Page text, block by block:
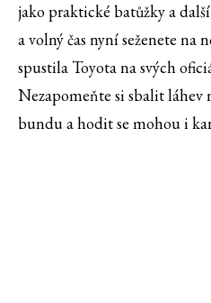
jako praktické batůžky a
a volný čas nyní seženete na
spustila Toyota na svých
Nezapomeňte si sbalit
bundu a hodit se mohou i